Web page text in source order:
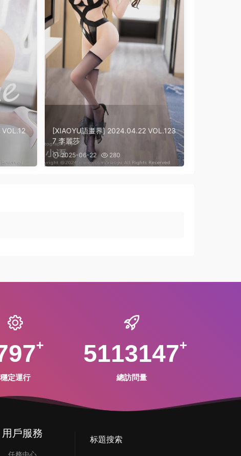
[XIAOYU語畫界] 2024.04.22 VOL.123
7 李麗莎
2025-06-22 280
穩定運行
5113147
總訪問量
用戶服務 标題搜索